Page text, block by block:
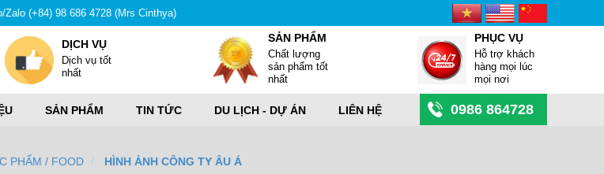
Line/Kaokao/Zalo (+84) 98 686 4728 (Mrs Cinthya)
DỊCH VỤ
Dịch vụ tốt
nhất
SẢN PHẨM
Chất lượng
sản phẩm tốt
nhất
PHỤC VỤ
Hỗ trợ khách
hàng mọi lúc
mọi nơi
SẢN PHẨM TIN TỨC DU LỊCH - DỰ ÁN LIÊN HỆ 0986 864728
PHẨM / FOOD HÌNH ẢNH CÔNG TY ÂU Á